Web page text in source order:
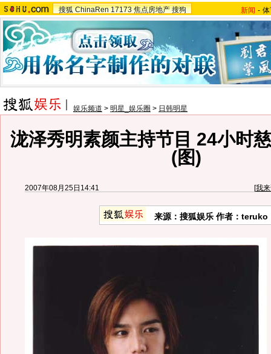
搜狐 ChinaRen 17173 焦点房地产 搜狗 新闻 -
娱乐频道 > 明星_娱乐圈 > 日韩明星
泷泽秀明素颜主持节目 24小时
(图)
2007年08月25日14:41 [我
来源：搜狐娱乐 作者：teruko